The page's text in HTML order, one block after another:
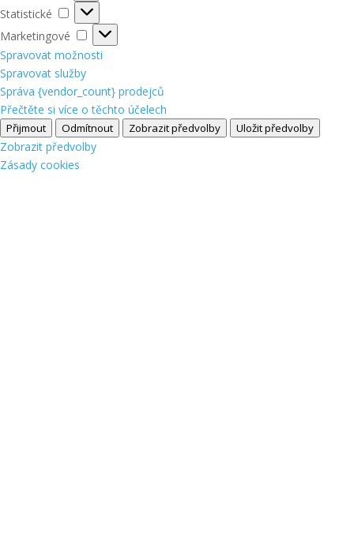
Statistické
Statistické
Marketingové
Marketingové
Spravovat možnosti
Spravovat služby
Správa {vendor_count} prodejců
Přečtěte si více o těchto účelech
Přijmout Odmítnout Zobrazit předvolby Uložit předvolby
Zobrazit předvolby
Zásady cookies